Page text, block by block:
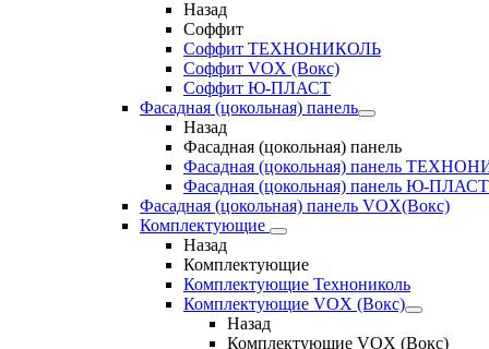
Назад
Соффит
Соффит ТЕХНОНИКОЛЬ
Соффит VOX (Вокс)
Соффит Ю-ПЛАСТ
Фасадная (цокольная) панель
Назад
Фасадная (цокольная) панель
Фасадная (цокольная) панель
Фасадная (цокольная) панель Ю-ПЛАСТ
Фасадная (цокольная) панель VOX(Вокс)
Комплектующие
Назад
Комплектующие
Комплектующие Технониколь
Комплектующие VOX (Вокс)
Назад
Комплектующие VOX (Вокс)